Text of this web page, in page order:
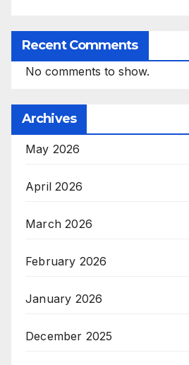
Recent Comments
No comments to show.
Archives
May 2026
April 2026
March 2026
February 2026
January 2026
December 2025